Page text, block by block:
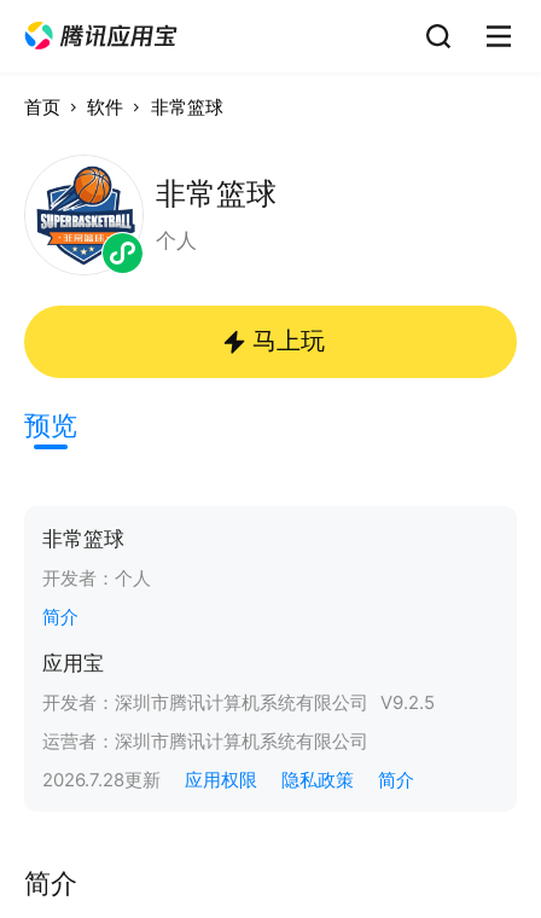
首页 软件 非常篮球
非常篮球
个人
马上玩
预览
非常篮球
开发者： 个人
简介
应用宝
开发者： 深圳市腾讯计算机系统有限公司 V9.2.5
运营者： 深圳市腾讯计算机系统有限公司
2026.7.28更新 应用权限 隐私政策 简介
简介